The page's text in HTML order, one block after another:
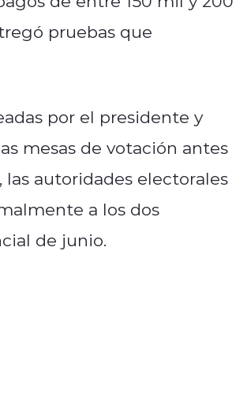
pruebas que
por el presidente y
mesas de votación antes
autoridades electorales
a los dos
de junio.